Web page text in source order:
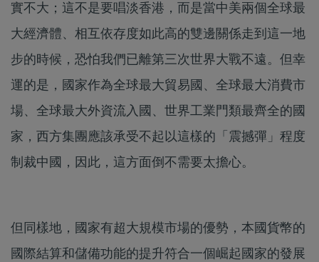
實不大；這不是要唱淡香港，而是當中美兩個全球最
大經濟體、相互依存度如此高的雙邊關係走到這一地
步的時候，恐怕我們已離第三次世界大戰不遠。但幸
運的是，國家作為全球最大貿易國、全球最大消費市
場、全球最大外資流入國、世界工業門類最齊全的國
家，西方集團應該承受不起以這樣的「震撼彈」程度
制裁中國，因此，這方面倒不需要太擔心。
但同樣地，國家有超大規模市場的優勢，本國貨幣的
國際結算和儲備功能的提升符合一個崛起國家的發展